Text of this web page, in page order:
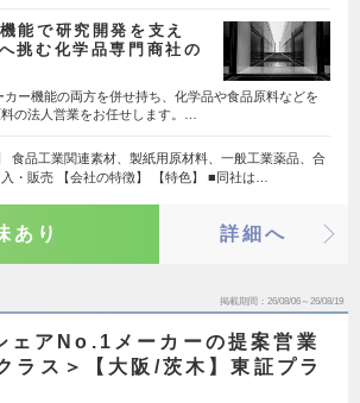
能で研究開発を支え
挑む化学品専門商社の
カー機能の両方を併せ持ち、化学品や食品原料などを
の法人営業をお任せします。…
食品工業関連素材、製紙用原材料、一般工業薬品、合
・販売 【会社の特徴】 【特色】 ■同社は…
あり 詳細へ
掲載期間 26/08/06～26/08/19
ェアNo.1メーカーの提案営業
ラス＞【大阪/茨木】東証プラ